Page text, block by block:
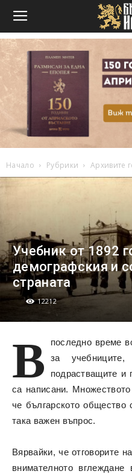
Начало Рубрики Архивите
Учебник от 1892
демографския и
страната
12212
В
последно време
за
подрастващите и
са написани.
че българското общество
така важен въпрос.
Вярвайки, че отговорите
внимателното